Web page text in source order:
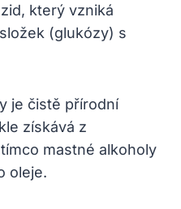
který vzniká
(glukózy) s
je čistě přírodní
získává z
mastné alkoholy
oleje.